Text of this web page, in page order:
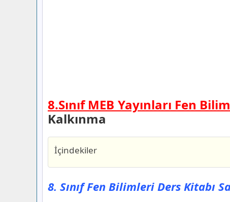
8.Sınıf MEB Yayınları Fen
Kalkınma
İçindekiler
8. Sınıf Fen Bilimleri Ders Kitabı Sayfa
Yayınları
4. Bölüm: Sürdürülebilir Kalkınma
8. Sınıf Fen Bilimleri Ders Kitabı